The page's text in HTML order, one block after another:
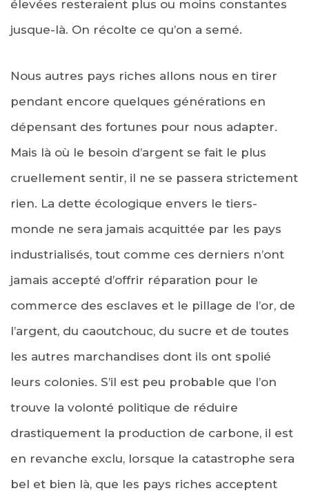
élevées resteraient plus ou moins constantes
jusque-là. On récolte ce qu’on a semé.
Nous autres pays riches allons nous en tirer
pendant encore quelques générations en
dépensant des fortunes pour nous adapter.
Mais là où le besoin d’argent se fait le plus
cruellement sentir, il ne se passera strictement
rien. La dette écologique envers le tiers-
monde ne sera jamais acquittée par les pays
industrialisés, tout comme ces derniers n’ont
jamais accepté d’offrir réparation pour le
commerce des esclaves et le pillage de l’or, de
l’argent, du caoutchouc, du sucre et de toutes
les autres marchandises dont ils ont spolié
leurs colonies. S’il est peu probable que l’on
trouve la volonté politique de réduire
drastiquement la production de carbone, il est
en revanche exclu, lorsque la catastrophe sera
bel et bien là, que les pays riches acceptent